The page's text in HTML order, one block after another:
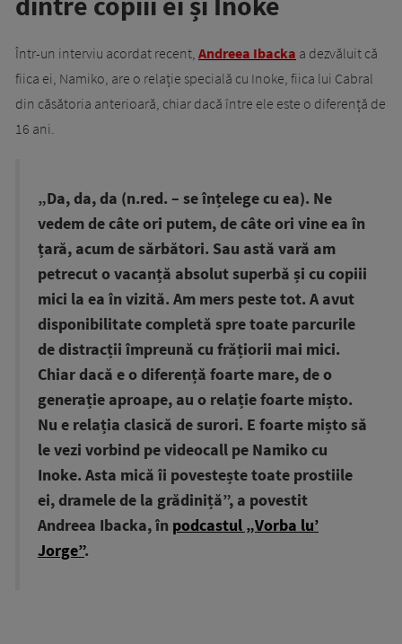
Într-un interviu acordat recent, Andreea Ibacka a dezvăluit că
fiica ei, Namiko, are o relație specială cu Inoke, fiica lui Cabral
din căsătoria anterioară, chiar dacă între ele este o diferență de
16 ani.
„Da, da, da (n.red. – se înțelege cu ea). Ne
vedem de câte ori putem, de câte ori vine ea în
țară, acum de sărbători. Sau astă vară am
petrecut o vacanță absolut superbă și cu copiii
mici la ea în vizită. Am mers peste tot. A avut
disponibilitate completă spre toate parcurile
de distracții împreună cu frățiorii mai mici.
Chiar dacă e o diferență foarte mare, de o
generație aproape, au o relație foarte mișto.
Nu e relația clasică de surori. E foarte mișto să
le vezi vorbind pe videocall pe Namiko cu
Inoke. Asta mică îi povestește toate prostiile
ei, dramele de la grădiniță”, a povestit
Andreea Ibacka, în podcastul „Vorba lu’
Jorge”.